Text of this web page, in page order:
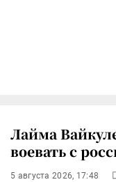
Лайма
воевать с
5 августа 2026, 17:48